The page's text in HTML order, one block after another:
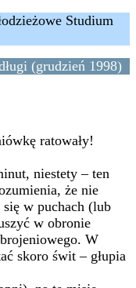
Studium
(grudzień 1998)
ratowały!
niestety – ten
że nie
się w puchach (lub
w obronie
W
skoro świt – głupia